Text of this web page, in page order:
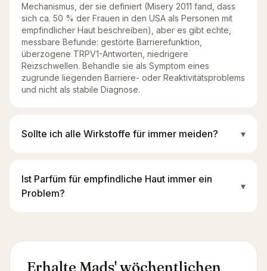
Mechanismus, der sie definiert (Misery 2011 fand, dass
sich ca. 50 % der Frauen in den USA als Personen mit
empfindlicher Haut beschreiben), aber es gibt echte,
messbare Befunde: gestörte Barrierefunktion,
überzogene TRPV1-Antworten, niedrigere
Reizschwellen. Behandle sie als Symptom eines
zugrunde liegenden Barriere- oder Reaktivitätsproblems
und nicht als stabile Diagnose.
Sollte ich alle Wirkstoffe für immer meiden? ▾
Ist Parfüm für empfindliche Haut immer ein
Problem?
▾
Erhalte Mads' wöchentlichen